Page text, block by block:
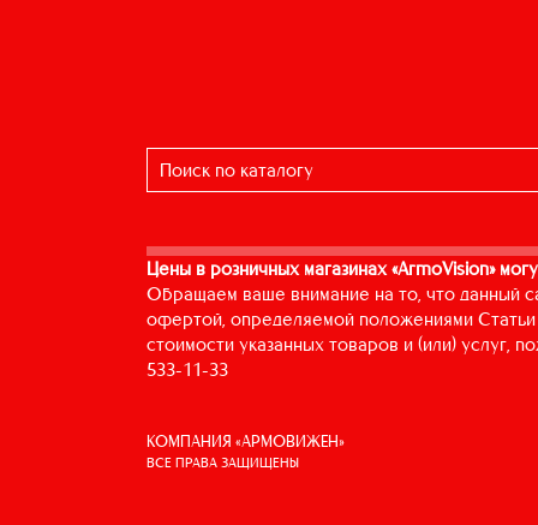
Цены в розничных магазинах «ArmoVision»
Обращаем ваше внимание на то, что данный
офертой, определяемой положениями
стоимости указанных товаров и (или)
533-11-33
КОМПАНИЯ «АРМОВИЖЕН»
ВСЕ ПРАВА ЗАЩИЩЕНЫ